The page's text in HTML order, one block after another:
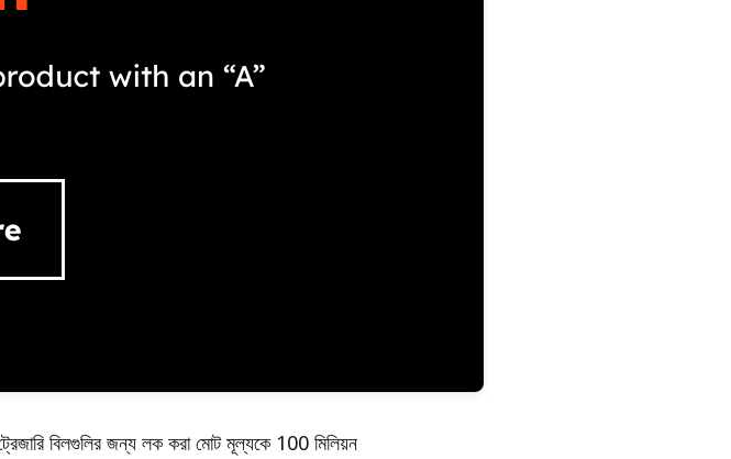
বিলগুলির জন্য লক করা মোট মূল্যকে 100 মিলিয়ন